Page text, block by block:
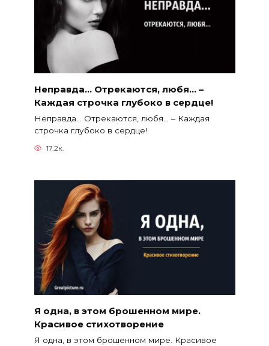
Неправда… Отрекаются, любя… –
Каждая строчка глубоко в сердце!
Неправда… Отрекаются, любя… – Каждая
строчка глубоко в сердце!
17.2к.
Я одна, в этом брошенном мире.
Красивое стихотворение
Я одна, в этом брошенном мире. Красивое